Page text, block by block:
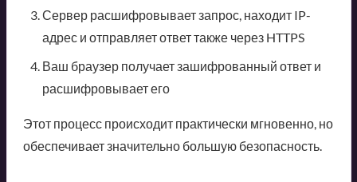
Сервер расшифровывает запрос, находит IP-
адрес и отправляет ответ также через HTTPS
Ваш браузер получает зашифрованный ответ и
расшифровывает его
Этот процесс происходит практически мгновенно, но
обеспечивает значительно большую безопасность.